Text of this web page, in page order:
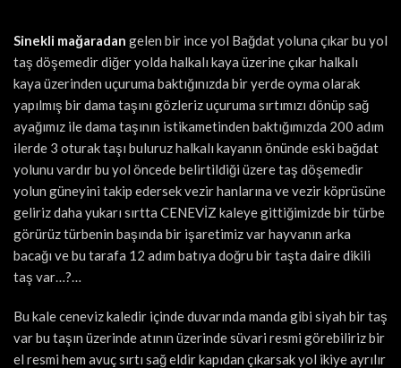
Sinekli mağaradan gelen bir ince yol Bağdat yoluna çıkar bu yol
taş döşemedir diğer yolda halkalı kaya üzerine çıkar halkalı
kaya üzerinden uçuruma baktığınızda bir yerde oyma olarak
yapılmış bir dama taşını gözleriz uçuruma sırtımızı dönüp sağ
ayağımız ile dama taşının istikametinden baktığımızda 200 adım
ilerde 3 oturak taşı buluruz halkalı kayanın önünde eski bağdat
yolunu vardır bu yol öncede belirtildiği üzere taş döşemedir
yolun güneyini takip edersek vezir hanlarına ve vezir köprüsüne
geliriz daha yukarı sırtta CENEVİZ kaleye gittiğimizde bir türbe
görürüz türbenin başında bir işaretimiz var hayvanın arka
bacağı ve bu tarafa 12 adım batıya doğru bir taşta daire dikili
taş var…?…
Bu kale ceneviz kaledir içinde duvarında manda gibi siyah bir taş
var bu taşın üzerinde atının üzerinde süvari resmi görebiliriz bir
el resmi hem avuç sırtı sağ eldir kapıdan çıkarsak yol ikiye ayrılır